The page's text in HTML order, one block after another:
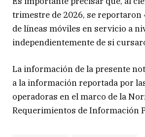
trimestre de 2026, se reportaron
de líneas móviles en servicio a
independientemente de si
La información de la presente
a la información reportada por
operadoras en el marco de la
Requerimientos de Información